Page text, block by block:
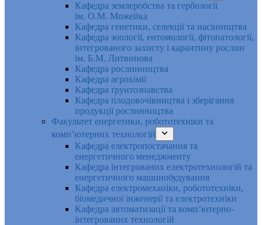
Кафедра землеробства та гербології
ім. О.М. Можейка
Кафедра генетики, селекції та насінництва
Кафедра зоології, ентомології, фітопатології,
інтегрованого захисту і карантину рослин
ім. Б.М. Литвинова
Кафедра рослинництва
Кафедра агрохімії
Кафедра ґрунтознавства
Кафедра плодовочівництва і зберігання
продукції рослинництва
Факультет енергетики, робототехніки та
комп’ютерних технологій
Кафедра електропостачання та
енергетичного менеджменту
Кафедра інтегрованих електротехнологій та
енергетичного машинобудування
Кафедра електромеханіки, робототехніки,
біомедичної інженерії та електротехніки
Кафедра автоматизації та комп’ютерно-
інтегрованих технологій